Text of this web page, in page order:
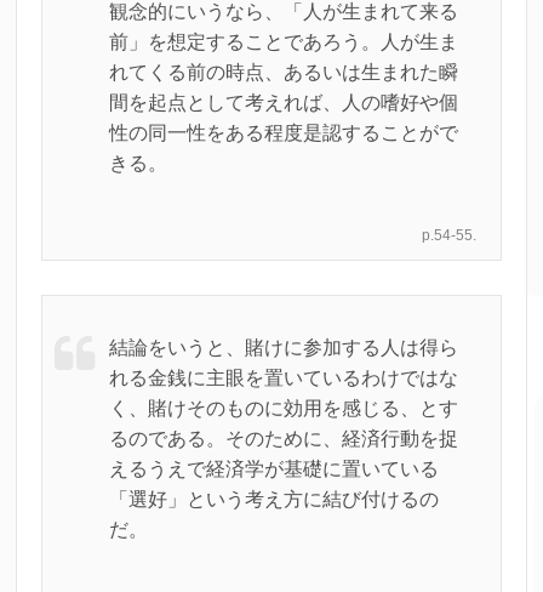
観念的にいうなら、「人が生まれて来る
前」を想定することであろう。人が生ま
れてくる前の時点、あるいは生まれた瞬
間を起点として考えれば、人の嗜好や個
性の同一性をある程度是認することがで
きる。
p.54-55.
結論をいうと、賭けに参加する人は得ら
れる金銭に主眼を置いているわけではな
く、賭けそのものに効用を感じる、とす
るのである。そのために、経済行動を捉
えるうえで経済学が基礎に置いている
「選好」という考え方に結び付けるの
だ。